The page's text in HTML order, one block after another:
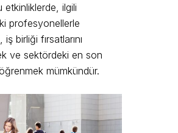
etkinliklerde, ilgili
profesyonellerle
iş birliği fırsatlarını
ve sektördeki en son
mümkündür.